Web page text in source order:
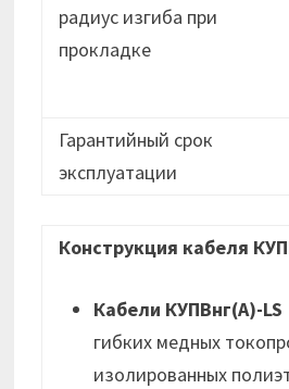
радиус изгиба при
прокладке
Гарантийный срок
эксплуатации
Конструкция кабеля
Кабели КУПВнг(А)-LS
гибких медных
изолированных